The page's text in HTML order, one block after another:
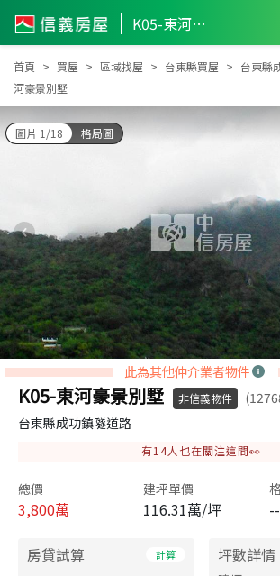
K05-東河豪景別墅
首頁 買屋 區域找屋 台東縣買屋 台東縣
河豪景別墅
圖片 1/18 格局圖
此為其他仲介業者物件
K05-東河豪景別墅 非信義物件
台東縣成功鎮隧道路
有14人也在關注這間👀
總價
3,800萬
建坪單價
116.31萬/坪 --
房貸試算 計算 坪數詳情